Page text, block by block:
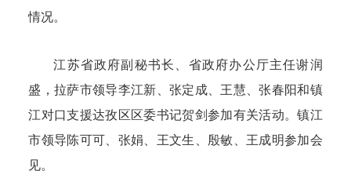
情况。
江苏省政府副秘书长、省政府办公厅主任谢润
盛，拉萨市领导李江新、张定成、王慧、张春阳和镇
江对口支援达孜区区委书记贺剑参加有关活动。镇江
市领导陈可可、张娟、王文生、殷敏、王成明参加会
见。